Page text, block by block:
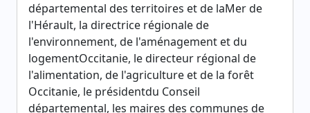
départemental des territoires et de laMer de
l'Hérault, la directrice régionale de
l'environnement, de l'aménagement et du
logementOccitanie, le directeur régional de
l'alimentation, de l'agriculture et de la forêt
Occitanie, le présidentdu Conseil
départemental, les maires des communes de